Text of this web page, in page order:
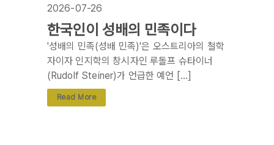
2026-07-26
한국인이 성배의 민족이다
'성배의 민족(성배 민족)'은 오스트리아의 철학
자이자 인지학의 창시자인 루돌프 슈타이너
(Rudolf Steiner)가 언급한 예언 […]
Read More